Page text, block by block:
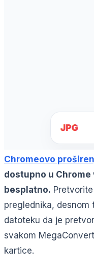
Chromeovo
dostupno u
besplatno.
preglednika, desnom
datoteku da je
svakom
kartice.